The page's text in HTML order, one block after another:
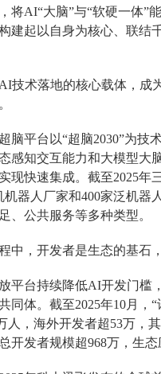
将AI“大脑”与“软硬一体”
建起以自身为核心、联结
技术落地的核心载体，成
脑平台以“超脑2030”为技
感知交互能力和大模型大
现快速集成。截至2025年
机器人厂家和400家泛机器
、公共服务等多种类型。
中，开发者是生态的基石
平台持续降低AI开发门槛
同体。截至2025年10月，
人，海外开发者超53万，
开发者规模超968万，生态